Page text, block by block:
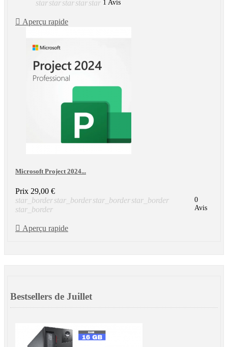
star star star star star 1 Avis
 Aperçu rapide
Microsoft Project 2024...
Prix 29,00 €
star_borderstar_borderstar_borderstar_border
star_border
0
Avis
 Aperçu rapide
Bestsellers de Juillet